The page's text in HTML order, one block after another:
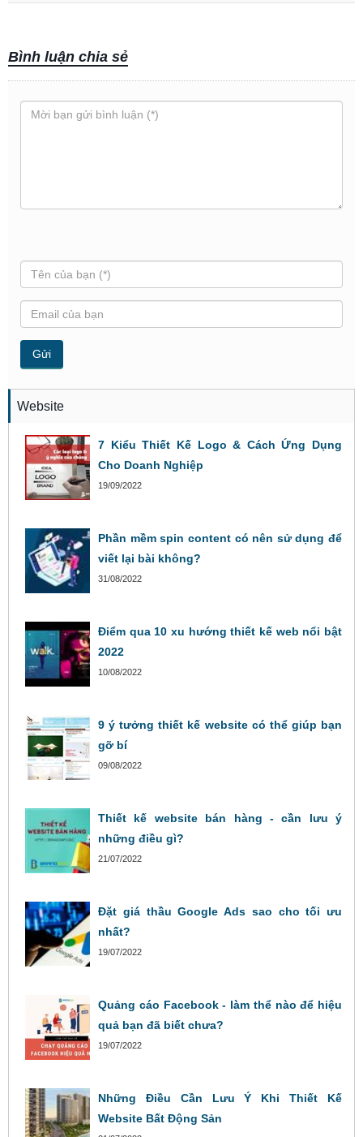
Bình luận chia sẻ
Website
7 Kiểu Thiết Kế Logo & Cách Ứng Dụng
Cho Doanh Nghiệp
19/09/2022
Phần mềm spin content có nên sử dụng để
viết lại bài không?
31/08/2022
Điểm qua 10 xu hướng thiết kế web nổi bật
2022
10/08/2022
9 ý tưởng thiết kế website có thể giúp bạn
gỡ bí
09/08/2022
Thiết kế website bán hàng - cần lưu ý
những điều gì?
21/07/2022
Đặt giá thầu Google Ads sao cho tối ưu
nhất?
19/07/2022
Quảng cáo Facebook - làm thể nào để hiệu
quả bạn đã biết chưa?
19/07/2022
Những Điều Cần Lưu Ý Khi Thiết Kế
Website Bất Động Sản